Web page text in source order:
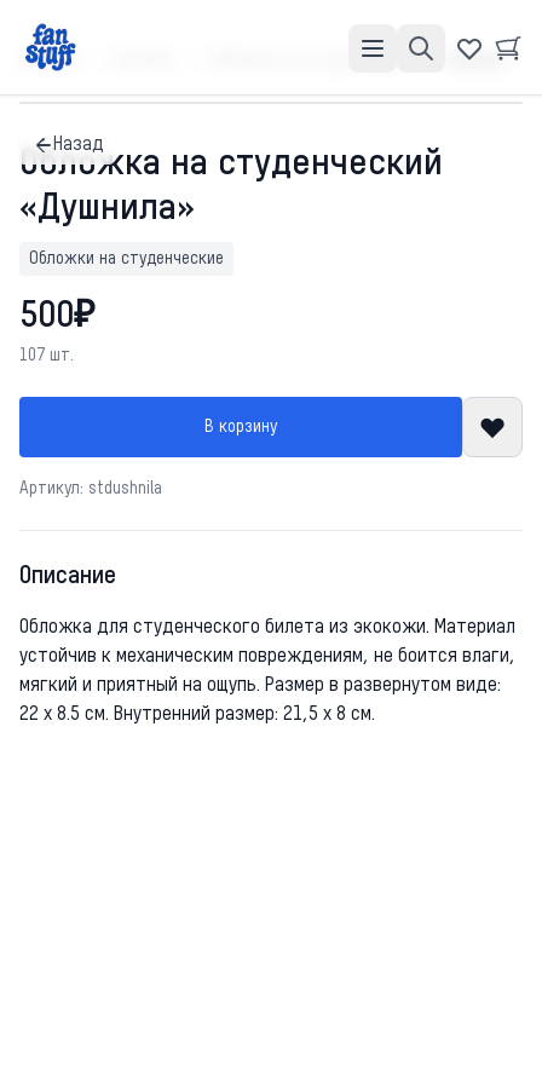
Главная Обложки на студенческие Обложка на студенческий «Душнила»
Назад
Обложка на студенческий
«Душнила»
Обложки на студенческие
500₽
107 шт.
В корзину
Артикул: stdushnila
Описание
Обложка для студенческого билета из экокожи. Материал
устойчив к механическим повреждениям, не боится влаги,
мягкий и приятный на ощупь. Размер в развернутом виде:
22 х 8.5 см. Внутренний размер: 21,5 х 8 см.